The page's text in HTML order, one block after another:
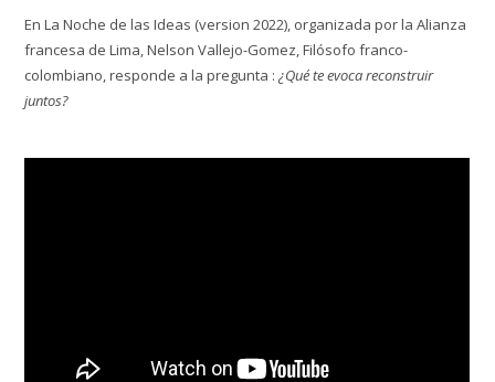
En La Noche de las Ideas (version 2022), organizada por la Alianza
francesa de Lima, Nelson Vallejo-Gomez, Filósofo franco-
colombiano, responde a la pregunta :¿Qué te evoca reconstruir
juntos?